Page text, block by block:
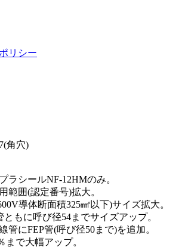
リシー
角穴)
ラシールNF-12HMのみ。
範囲(認定番号)拡大。
導体断面積325㎟以下)サイズ拡大。
ともに呼び径54までサイズアップ。
管にFEP管(呼び径50まで)を追加。
まで大幅アップ。